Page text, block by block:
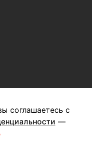
соглашаетесь с
—